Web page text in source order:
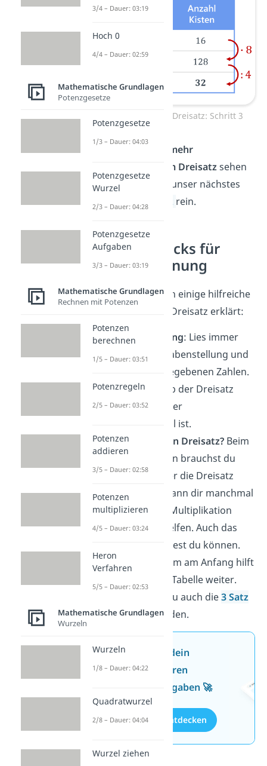
Antiproportionaler Dreisatz: Schritt 3
Hinweis:
mehr
Rechenschritte zum Dreisatzsehen
willst, dann klick in unser nächstes
Video zum Dreisatz rein.
Tipps und Tricks für
Dreisatzrechnung
Hier haben wir noch einige hilfreiche
Tipps für dich zum Dreisatz erklärt:
Aufgabenstellung: Lies immer
genau
die Aufgabenstellung und
finde die drei gegebenen Zahlen.
Finde heraus, ob der Dreisatz
proportional oder
antiproportional ist.
Wie rechnet man Dreisatz?Beim
Dreisatz rechnen brauchst du
eine Tabelle oder die Dreisatz
Formel. Dabei kann dir manchmal
die schriftliche Multiplikation
oder Division helfen. Auch das
solltest du können.
Tabelle
: Vor allem am Anfang hilft
dir die Dreisatz Tabelle weiter.
Später kannst du auch die3 Satz
Formelverwenden.
Jetzt neu: Teste dein
Wissen mit unseren
kostenlosen Aufgaben 🚀
Aufgaben entdecken
3/4 – Dauer: 03:19
Hoch 0
4/4 – Dauer: 02:59
Mathematische Grundlagen
Potenzgesetze
Potenzgesetze
1/3 – Dauer: 04:03
Potenzgesetze
Wurzel
2/3 – Dauer: 04:28
Potenzgesetze
Aufgaben
3/3 – Dauer: 03:19
Mathematische Grundlagen
Rechnen mit Potenzen
Potenzen
berechnen
1/5 – Dauer: 03:51
Potenzregeln
2/5 – Dauer: 03:52
Potenzen
addieren
3/5 – Dauer: 02:58
Potenzen
multiplizieren
4/5 – Dauer: 03:24
Heron
Verfahren
5/5 – Dauer: 02:53
Mathematische Grundlagen
Wurzeln
Wurzeln
1/8 – Dauer: 04:22
Quadratwurzel
2/8 – Dauer: 04:04
Wurzel ziehen